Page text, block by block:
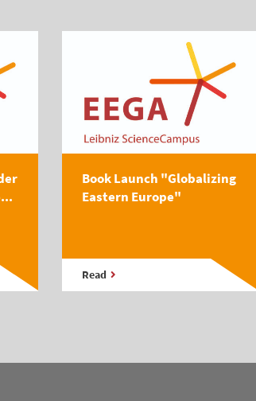
Book Launch "Globalizing
Eastern Europe"
Read